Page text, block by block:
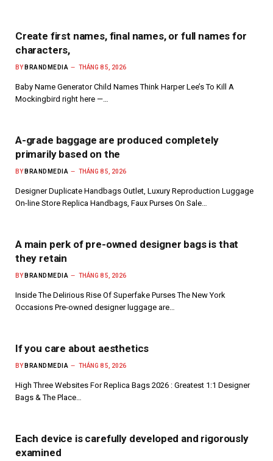
Create first names, final names, or full names for
characters,
BY BRANDMEDIA THÁNG 8 5, 2026
Baby Name Generator Child Names Think Harper Lee’s To Kill A
Mockingbird right here —…
A-grade baggage are produced completely
primarily based on the
BY BRANDMEDIA THÁNG 8 5, 2026
Designer Duplicate Handbags Outlet, Luxury Reproduction Luggage
On-line Store Replica Handbags, Faux Purses On Sale…
A main perk of pre-owned designer bags is that
they retain
BY BRANDMEDIA THÁNG 8 5, 2026
Inside The Delirious Rise Of Superfake Purses The New York
Occasions Pre-owned designer luggage are…
If you care about aesthetics
BY BRANDMEDIA THÁNG 8 5, 2026
High Three Websites For Replica Bags 2026 : Greatest 1:1 Designer
Bags & The Place…
Each device is carefully developed and rigorously
examined